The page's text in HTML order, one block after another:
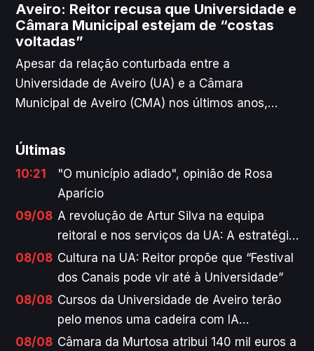
Aveiro: Reitor recusa que Universidade e
Câmara Municipal estejam de “costas
voltadas”
Apesar da relação conturbada entre a
Universidade de Aveiro (UA) e a Câmara
Municipal de Aveiro (CMA) nos últimos anos,
que as instituições “não podem estar de costas
um quarto da cidade”. Entre os projetos de futuro
que estão a ser discutidos, o reitor refere que já
tem havido diálogo sobre a recuperação da pista
de atletismo da Universidade, mas falta ainda
encontrar financiamento.
Últimas
10:21
"O município adiado", opinião de Rosa
Aparício
09/08 A revolução de Artur Silva na equipa
reitoral e nos serviços da UA: A estratégia
do novo reitor
08/08 Cultura na UA: Reitor propõe que “Festival
dos Canais pode vir até à Universidade”
08/08 Cursos da Universidade de Aveiro terão
pelo menos uma cadeira com IA
incorporada por semestre
08/08 Câmara da Murtosa atribui 140 mil euros a